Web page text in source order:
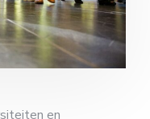
en